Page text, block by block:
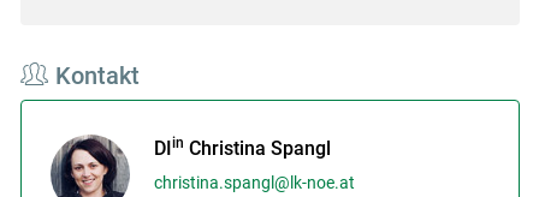
Kontakt
DIin Christina Spangl
christina.spangl@lk-noe.at